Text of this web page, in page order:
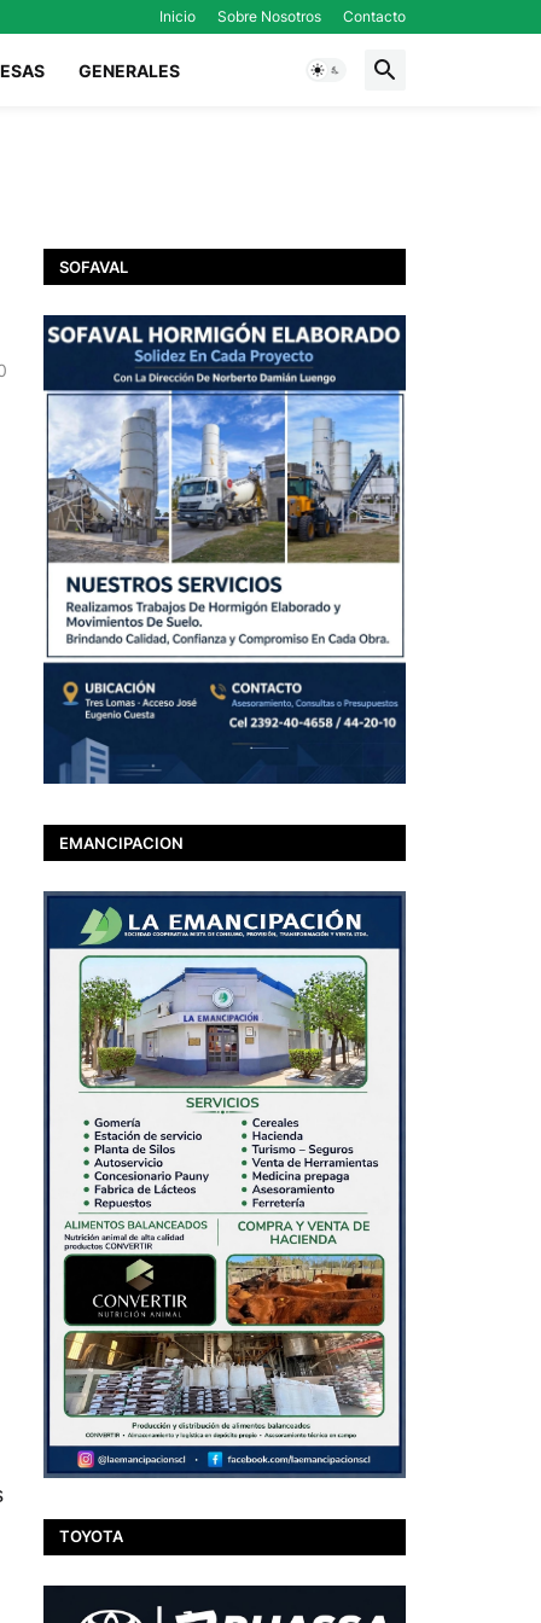
Inicio Sobre Nosotros Contacto
GENERALES
SOFAVAL
EMANCIPACION
TOYOTA